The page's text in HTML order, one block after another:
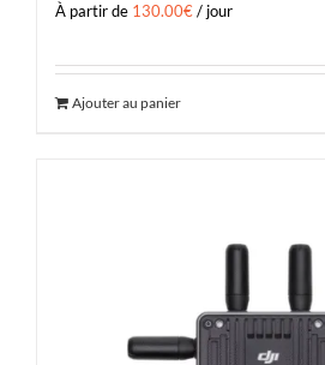
À partir de 130.00€/ jour
Ajouter au panier